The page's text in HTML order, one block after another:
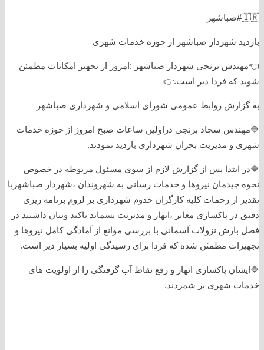
🇮🇷#صباشهر
بازدید شهردار صباشهر از حوزه خدمات شهری
👈مهندس برنجی شهردار صباشهر :امروز از تجهیز امکانات مطمئن
شوید که فردا دیر است.👉
به گزارش روابط عمومی شورای اسلامی و شهرداری صباشهر
🔷مهندس سجاد برنجی دراولین ساعات صبح امروز از حوزه خدمات
شهری و مدیریت بحران شهرداری بازدید نمودند.
🔷در ابتدا پس از گزارش لازم از سوی مسئول مربوطه در خصوص
نحوه چیدمان نیروها و خدمات رسانی به شهروندان ،شهردار صباشهربا
تقدیر از زحمات کلیه کارگران خدوم شهرداری بر لزوم برنامه ریزی
دقیق در پاکسازی معابر ،انهار و مدیریت پسماند تاکید وبیان داشتند در
فصل بارش نزولات آسمانی با بررسی موانع از آمادگی کامل نیروها و
تجهیزات مطمئن شده که فردا برای رسیدگی اولیه بسیار دیر است.
🔷ایشان پاکسازی انهار و رفع نقاط آب گرفتگی را از اولویت های
خدمات شهری بر شمردند.